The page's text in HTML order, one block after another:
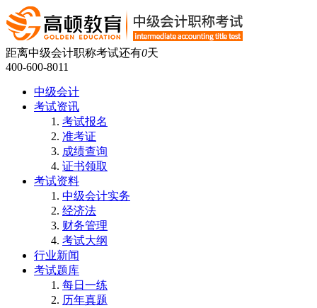
距离中级会计职称考试还有0天
400-600-8011
中级会计
考试资讯
考试报名
准考证
成绩查询
证书领取
考试资料
中级会计实务
经济法
财务管理
考试大纲
行业新闻
考试题库
每日一练
历年真题